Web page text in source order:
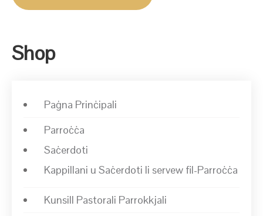
Shop
Paġna Prinċipali
Parroċċa
Saċerdoti
Kappillani u Saċerdoti li servew fil-Parroċċa
Kunsill Pastorali Parrokkjali